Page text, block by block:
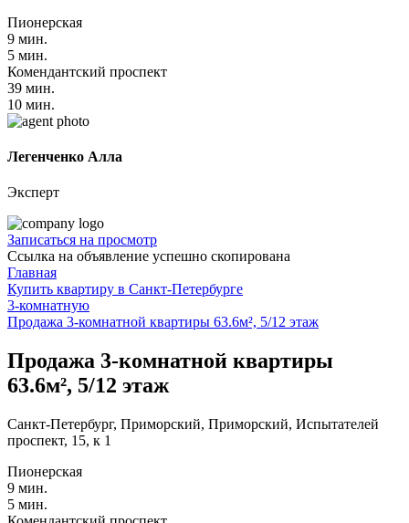
Пионерская
9 мин.
5 мин.
Комендантский проспект
39 мин.
10 мин.
Легенченко Алла
Эксперт
Записаться на просмотр
Ссылка на объявление успешно скопирована
Главная
Купить квартиру в Санкт-Петербурге
3-комнатную
Продажа 3-комнатной квартиры 63.6м², 5/12 этаж
Продажа 3-комнатной квартиры
63.6м², 5/12 этаж
Санкт-Петербург, Приморский, Приморский, Испытателей
проспект, 15, к 1
Пионерская
9 мин.
5 мин.